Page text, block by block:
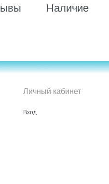
Наличие
Личный кабинет
Вход